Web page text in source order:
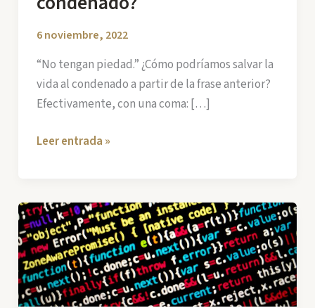
6 noviembre, 2022
“No tengan piedad.” ¿Cómo podríamos salvar la
vida al condenado a partir de la frase anterior?
Efectivamente, con una coma: […]
¿Cómo
condenado?
Leer entrada »